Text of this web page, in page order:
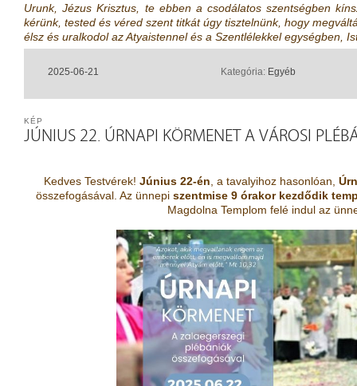
Urunk, Jézus Krisztus, te ebben a csodálatos szentségben
kérünk, tested és véred szent titkát úgy tisztelnünk, hogy
élsz és uralkodol az Atyaistennel és a Szentlélek­kel egységben,
2025-06-21 Kategória: Egyéb
JÚNIUS 22. ÚRNAPI KÖRMENET A VÁROSI
KÉP
Kedves Testvérek! Június 22-én , a tavalyihoz hasonlóan,
összefogásával. Az ünnepi szentmise 9 órakor kezdődik
Magdolna Templom felé indul az